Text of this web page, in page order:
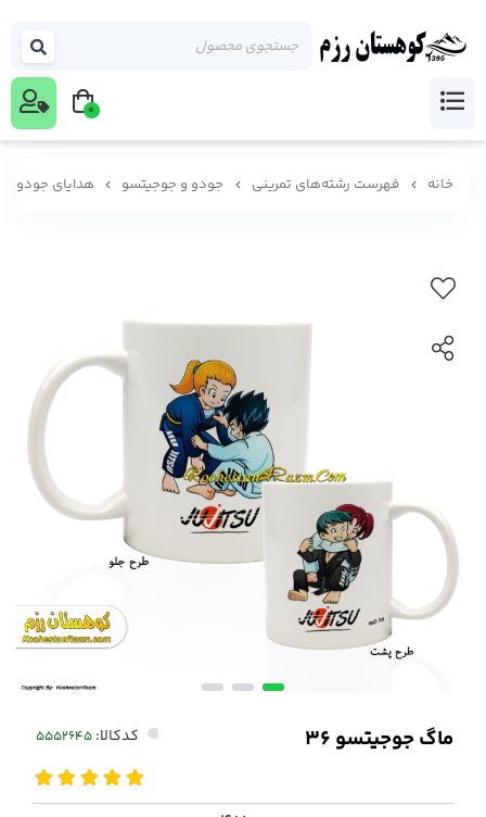
خانه فهرست رشته‌های تمرینی جودو و جوجیتسو هدایای جودو
ماگ جوجیتسو 36 کدکالا:
0